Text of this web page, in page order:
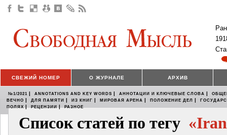
СВЕЖИЙ НОМЕР О ЖУРНАЛЕ АРХИВ
№1/2021 | ANNOTATIONS AND KEY WORDS | АННОТАЦИИ И КЛЮЧЕВЫЕ СЛОВА |
ВЕЧНО | ДЛЯ ПАМЯТИ | ИЗ КНИГ | МИРОВАЯ АРЕНА | ПОЛОЖЕНИЕ ДЕЛ |
ПОЛЯХ | РЕЦЕНЗИИ | РАЗНОЕ
Список статей по тегу